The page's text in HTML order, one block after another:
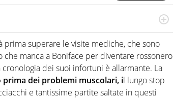
manifestazioni sportive e collaborato con
conoscenza e memoria storica. Si occupa
superare le visite mediche, che sono
che manca a Boniface per diventare rossonero
dei suoi infortuni è allarmante. La
dei problemi muscolari, il lungo stop
e tantissime partite saltate in questi